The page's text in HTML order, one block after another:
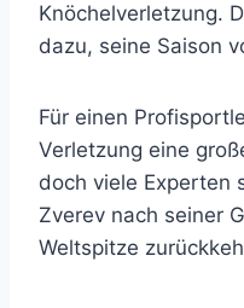
Knöchelverletzung.
dazu, seine Saison
Für einen
Verletzung eine
doch viele Experten
Zverev nach seiner
Weltspitze